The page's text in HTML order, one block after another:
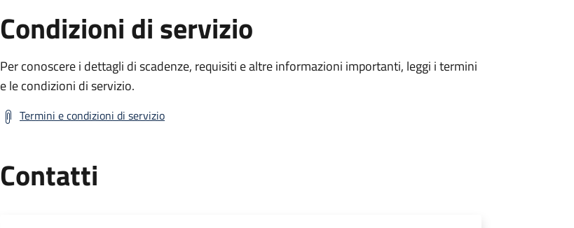
Condizioni di servizio
Per conoscere i dettagli di scadenze, requisiti e altre informazioni importanti, leggi i termini
e le condizioni di servizio.
Termini e condizioni di servizio
Contatti